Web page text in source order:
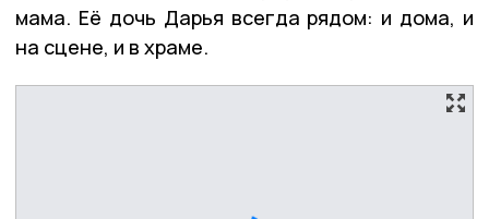
мама. Её дочь Дарья всегда рядом: и дома, и
на сцене, и в храме.